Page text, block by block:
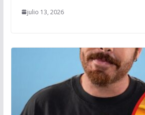
julio 13, 2026